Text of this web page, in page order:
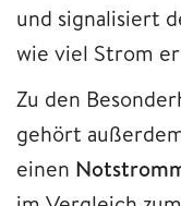
und signalisiert
wie viel Strom
Zu den
gehört
einen